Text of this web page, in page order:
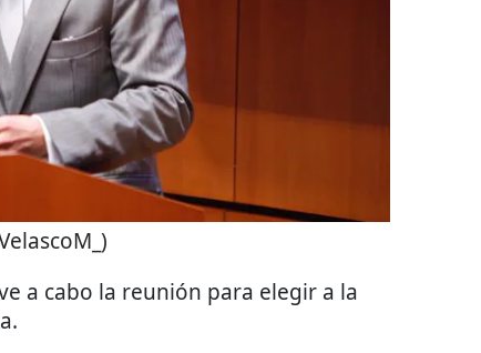
a cabo la reunión para elegir a la